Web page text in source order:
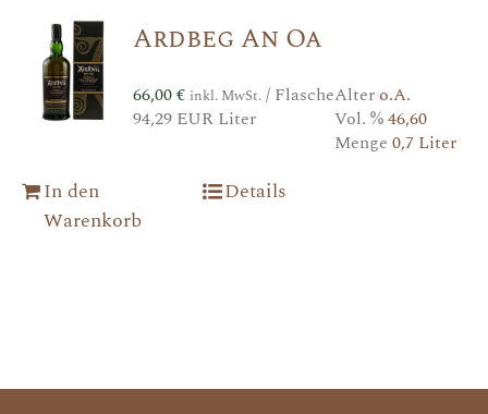
Ardbeg An Oa
66,00€ inkl. MwSt./ Flasche
94,29 EUR Liter
Altero.A.
Vol. %46,60
Menge 0,7 Liter
In den
Warenkorb
Details